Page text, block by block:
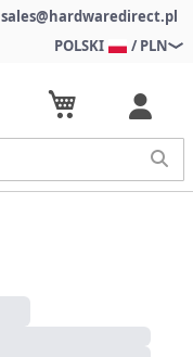
sales@hardwaredirect.pl
POLSKI
/ PLN